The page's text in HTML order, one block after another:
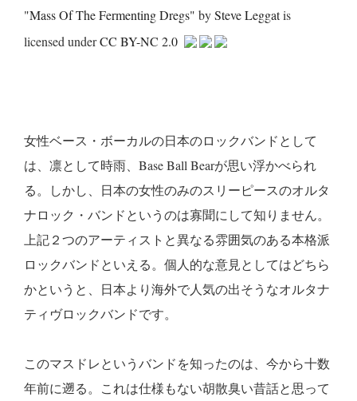
"Mass Of The Fermenting Dregs" bySteve Leggatis
licensed underCC BY-NC 2.0
女性ベース・ボーカルの日本のロックバンドとして
は、凛として時雨、Base Ball Bearが思い浮かべられ
る。しかし、日本の女性のみのスリーピースのオルタ
ナロック・バンドというのは寡聞にして知りません。
上記２つのアーティストと異なる雰囲気のある本格派
ロックバンドといえる。個人的な意見としてはどちら
かというと、日本より海外で人気の出そうなオルタナ
ティヴロックバンドです。
このマスドレというバンドを知ったのは、今から十数
年前に遡る。これは仕様もない胡散臭い昔話と思って